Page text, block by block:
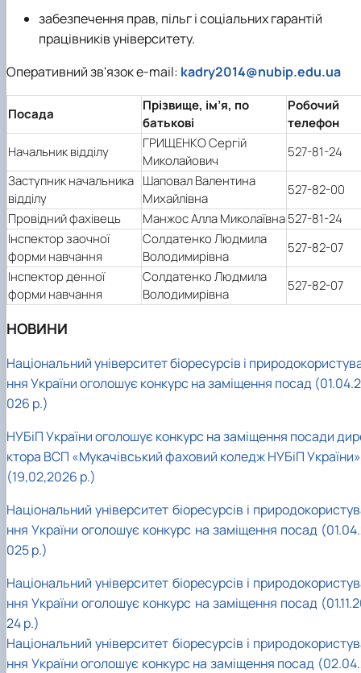
забезпечення прав, пільг і соціальних гарантій
працівників університету.
Оперативний зв'язок e-mail: kadry2014@nubip.edu.ua
Посада
Прізвище, ім’я, по
батькові
Робочий
телефон
Начальник відділу
ГРИЩЕНКО Сергій
Миколайович
527-81-24
Заступник начальника
відділу
Шаповал Валентина
Михайлівна
527-82-00
Провідний фахівець
Манжос Алла Миколаївна527-81-24
Інспектор заочної
форми навчання
Солдатенко Людмила
Володимирівна
527-82-07
Інспектор денної
форми навчання
Солдатенко Людмила
Володимирівна
527-82-07
НОВИНИ
Національний університет біоресурсів і
ння України оголошує конкурс на заміщення посад (01.04.2
026 р.)
НУБіП України оголошує конкурс на заміщення посади
ктора ВСП «Мукачівський фаховий коледж НУБіП України»
(19,02,2026 р.)
Національний університет біоресурсів і
ння України оголошує конкурс на заміщення посад
025 р.)
Національний університет біоресурсів і
ння України оголошує конкурс на заміщення посад
24 р.)
Національний університет біоресурсів і
ння України оголошує конкурс на заміщення посад